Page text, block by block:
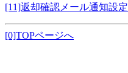
[11]返却確認メール通知設定
[0]TOPページへ